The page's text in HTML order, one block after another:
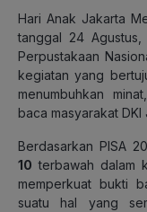
Hari Anak Jakarta
tanggal 24
Perpustakaan
kegiatan yang
menumbuhkan
baca masyarakat DKI
Berdasarkan PISA
10 terbawah dalam
memperkuat bukti
suatu hal yang